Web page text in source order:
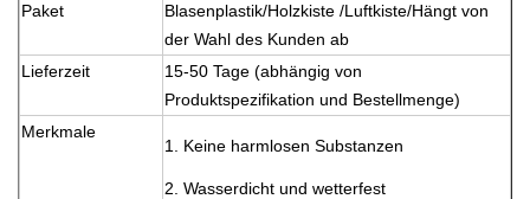
Paket
Blasenplastik/Holzkiste /Luftkiste/Hängt von
der Wahl des Kunden ab
Lieferzeit
15-50 Tage (abhängig von
Produktspezifikation und Bestellmenge)
Merkmale
1. Keine harmlosen Substanzen
2. Wasserdicht und wetterfest